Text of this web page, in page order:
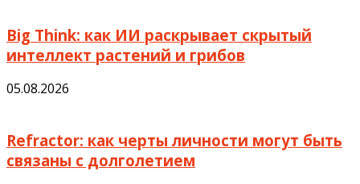
Big Think: как ИИ раскрывает скрытый
интеллект растений и грибов
05.08.2026
Refractor: как черты личности могут быть
связаны с долголетием